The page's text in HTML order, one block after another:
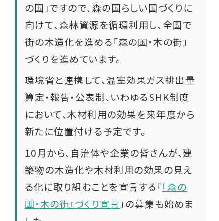
の国」ですので、森の国らしい国づくりに
向けて、森林資源を循環利用し、全国で
街の木造化を進める「森の国・木の街」
づくりを進めています。
環境省と連携して、温室効果ガス排出量
算定・報告・公表制、いわゆるSHK制度
において、木材利用の効果を来年度から
新たに位置付ける予定です。
10月から、自治体や企業の皆さんが、建
築物の木造化や木材利用の効果の見え
る化に取り組むことを宣言する「『森の
国・木の街』づくり宣言 」の募集も始めま